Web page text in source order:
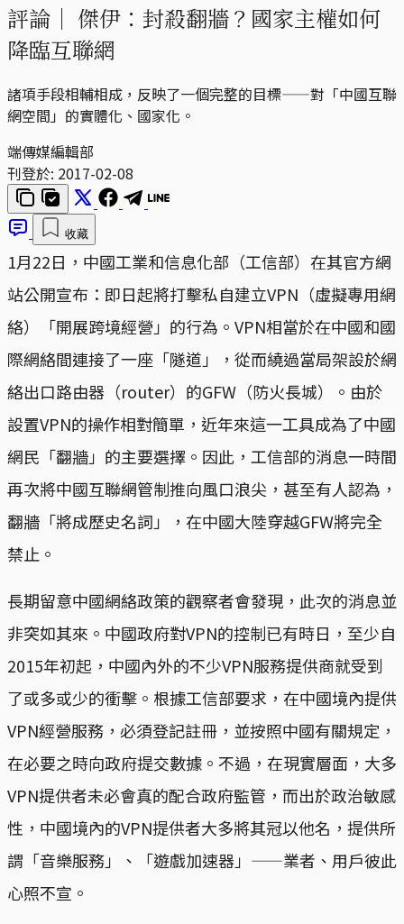
評論｜ 傑伊：封殺翻牆？國家主權如何
降臨互聯網
諸項手段相輔相成，反映了一個完整的目標——對「中國互聯
網空間」的實體化、國家化。
端傳媒編輯部
刊登於: 2017-02-08
收藏
1月22日，中國工業和信息化部（工信部）在其官方網
站公開宣布：即日起將打擊私自建立VPN（虛擬專用網
絡）「開展跨境經營」的行為。VPN相當於在中國和國
際網絡間連接了一座「隧道」，從而繞過當局架設於網
絡出口路由器（router）的GFW（防火長城）。由於
設置VPN的操作相對簡單，近年來這一工具成為了中國
網民「翻牆」的主要選擇。因此，工信部的消息一時間
再次將中國互聯網管制推向風口浪尖，甚至有人認為，
翻牆「將成歷史名詞」，在中國大陸穿越GFW將完全
禁止。
長期留意中國網絡政策的觀察者會發現，此次的消息並
非突如其來。中國政府對VPN的控制已有時日，至少自
2015年初起，中國內外的不少VPN服務提供商就受到
了或多或少的衝擊。根據工信部要求，在中國境內提供
VPN經營服務，必須登記註冊，並按照中國有關規定，
在必要之時向政府提交數據。不過，在現實層面，大多
VPN提供者未必會真的配合政府監管，而出於政治敏感
性，中國境內的VPN提供者大多將其冠以他名，提供所
謂「音樂服務」、「遊戲加速器」——業者、用戶彼此
心照不宣。